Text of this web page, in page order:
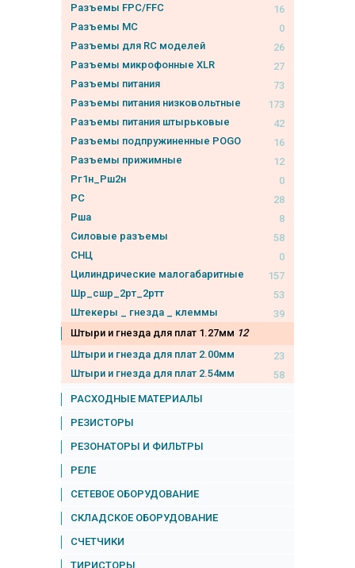
Разъемы FPC/FFC
16
Разъемы MC
0
Разъемы для RC моделей
26
Разъемы микрофонные XLR
27
Разъемы питания
73
Разъемы питания низковольтные
173
Разъемы питания штырьковые
42
Разъемы подпружиненные POGO
16
Разъемы прижимные
12
Рг1н_Рш2н
0
РС
28
Рша
8
Силовые разъемы
58
СНЦ
0
Цилиндрические малогабаритные
157
Шр_сшр_2рт_2ртт
53
Штекеры _ гнезда _ клеммы
39
Штыри и гнезда для плат 1.27мм 12
Штыри и гнезда для плат 2.00мм
23
Штыри и гнезда для плат 2.54мм
58
РАСХОДНЫЕ МАТЕРИАЛЫ
РЕЗИСТОРЫ
РЕЗОНАТОРЫ И ФИЛЬТРЫ
РЕЛЕ
СЕТЕВОЕ ОБОРУДОВАНИЕ
СКЛАДСКОЕ ОБОРУДОВАНИЕ
СЧЕТЧИКИ
ТИРИСТОРЫ